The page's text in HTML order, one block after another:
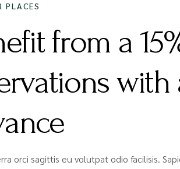
PLACES
from a
orci sagittis eu volutpat odio facilisis.